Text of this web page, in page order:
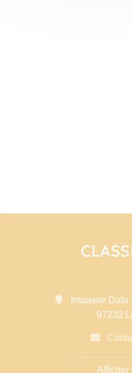
Impasse Data
97232
Afficher